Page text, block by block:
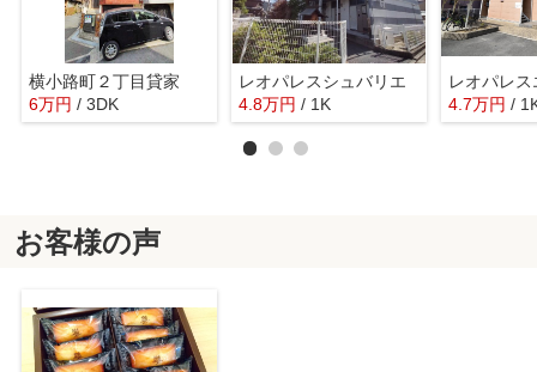
横小路町２丁目貸家
6万円 / 3DK
レオパレスシュバリエ
4.8万円 / 1K 4.7万円 /
お客様の声